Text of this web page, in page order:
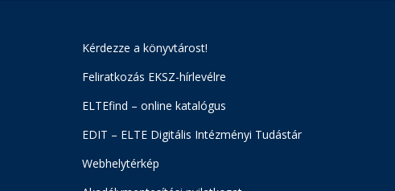
Kérdezze a könyvtárost!
Feliratkozás EKSZ-hírlevélre
ELTEfind – online katalógus
EDIT – ELTE Digitális Intézményi Tudástár
Webhelytérkép